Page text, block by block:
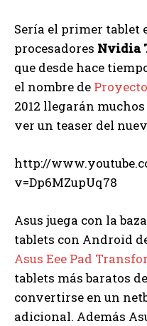
Sería el primer tablet
procesadores Nvidia
que desde hace
el nombre de
2012 llegarán
ver un teaser del
http://
v=Dp6MZupUq78
Asus juega con la
tablets con Android
Asus Eee Pad
tablets más baratos
convertirse en un
adicional. Además